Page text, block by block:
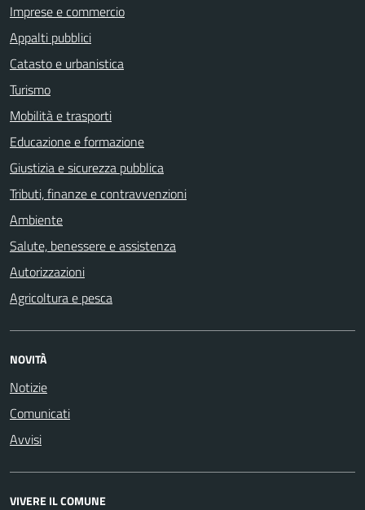
Imprese e commercio
Appalti pubblici
Catasto e urbanistica
Turismo
Mobilità e trasporti
Educazione e formazione
Giustizia e sicurezza pubblica
Tributi, finanze e contravvenzioni
Ambiente
Salute, benessere e assistenza
Autorizzazioni
Agricoltura e pesca
NOVITÀ
Notizie
Comunicati
Avvisi
VIVERE IL COMUNE